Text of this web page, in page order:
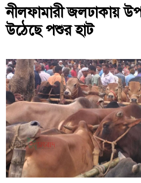
নীলফামারী ‎জলঢাকায়
উঠেছে পশুর হাট